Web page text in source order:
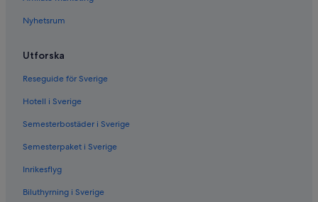
Nyhetsrum
Utforska
Reseguide för Sverige
Hotell i Sverige
Semesterbostäder i Sverige
Semesterpaket i Sverige
Inrikesflyg
Biluthyrning i Sverige